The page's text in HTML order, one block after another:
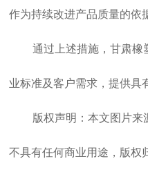
作为持续改进产品质量的依
通过上述措施，甘肃橡
业标准及客户需求，提供具
版权声明：本文图片来
不具有任何商业用途，版权